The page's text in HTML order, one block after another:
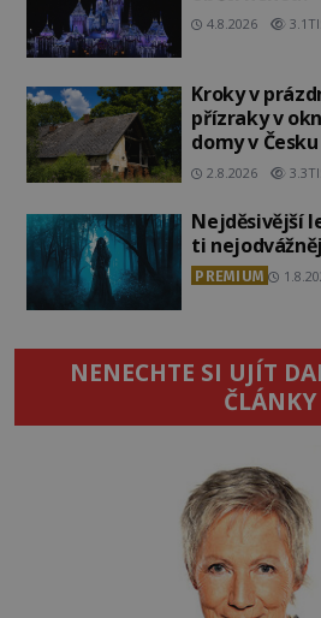
4.8.2026
Kroky v
přízraky v
domy v
2.8.2026
Nejděsivější lesy
ti
PREMIUM
NENECHTE SI UJÍT
ČLÁNKY